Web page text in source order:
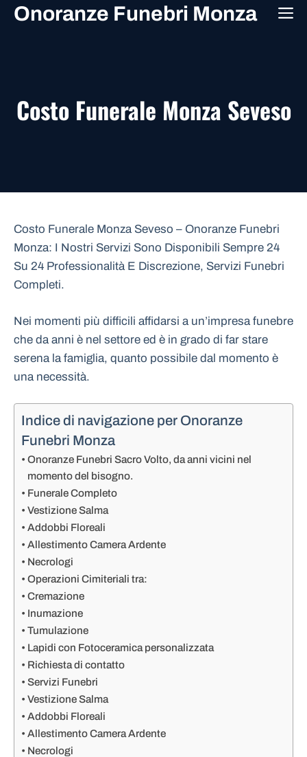
VaiOnoranze Funebri Monza
Costo Funerale Monza Seveso
Costo Funerale Monza Seveso – Onoranze Funebri
Monza: I Nostri Servizi Sono Disponibili Sempre 24
Su 24 Professionalità E Discrezione, Servizi Funebri
Completi.
Nei momenti più difficili affidarsi a un’impresa funebre
che da anni è nel settore ed è in grado di far stare
serena la famiglia, quanto possibile dal momento è
una necessità.
Indice di navigazione per Onoranze
Funebri Monza
Onoranze Funebri Sacro Volto, da anni vicini nel
momento del bisogno.
Funerale Completo
Vestizione Salma
Addobbi Floreali
Allestimento Camera Ardente
Necrologi
Operazioni Cimiteriali tra:
Cremazione
Inumazione
Tumulazione
Lapidi con Fotoceramica personalizzata
Richiesta di contatto
Servizi Funebri
Vestizione Salma
Addobbi Floreali
Allestimento Camera Ardente
Necrologi